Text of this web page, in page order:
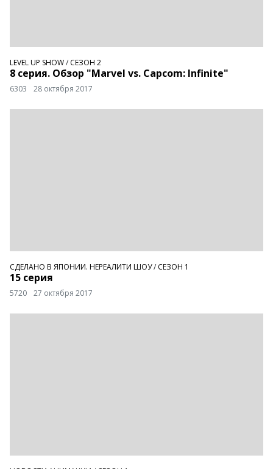
LEVEL UP SHOW/ СЕЗОН 2
8 серия. Обзор "Marvel vs. Capcom: Infinite"
6303 28 октября 2017
СДЕЛАНО В ЯПОНИИ. НЕРЕАЛИТИ ШОУ/ СЕЗОН 1
15 серия
5720 27 октября 2017